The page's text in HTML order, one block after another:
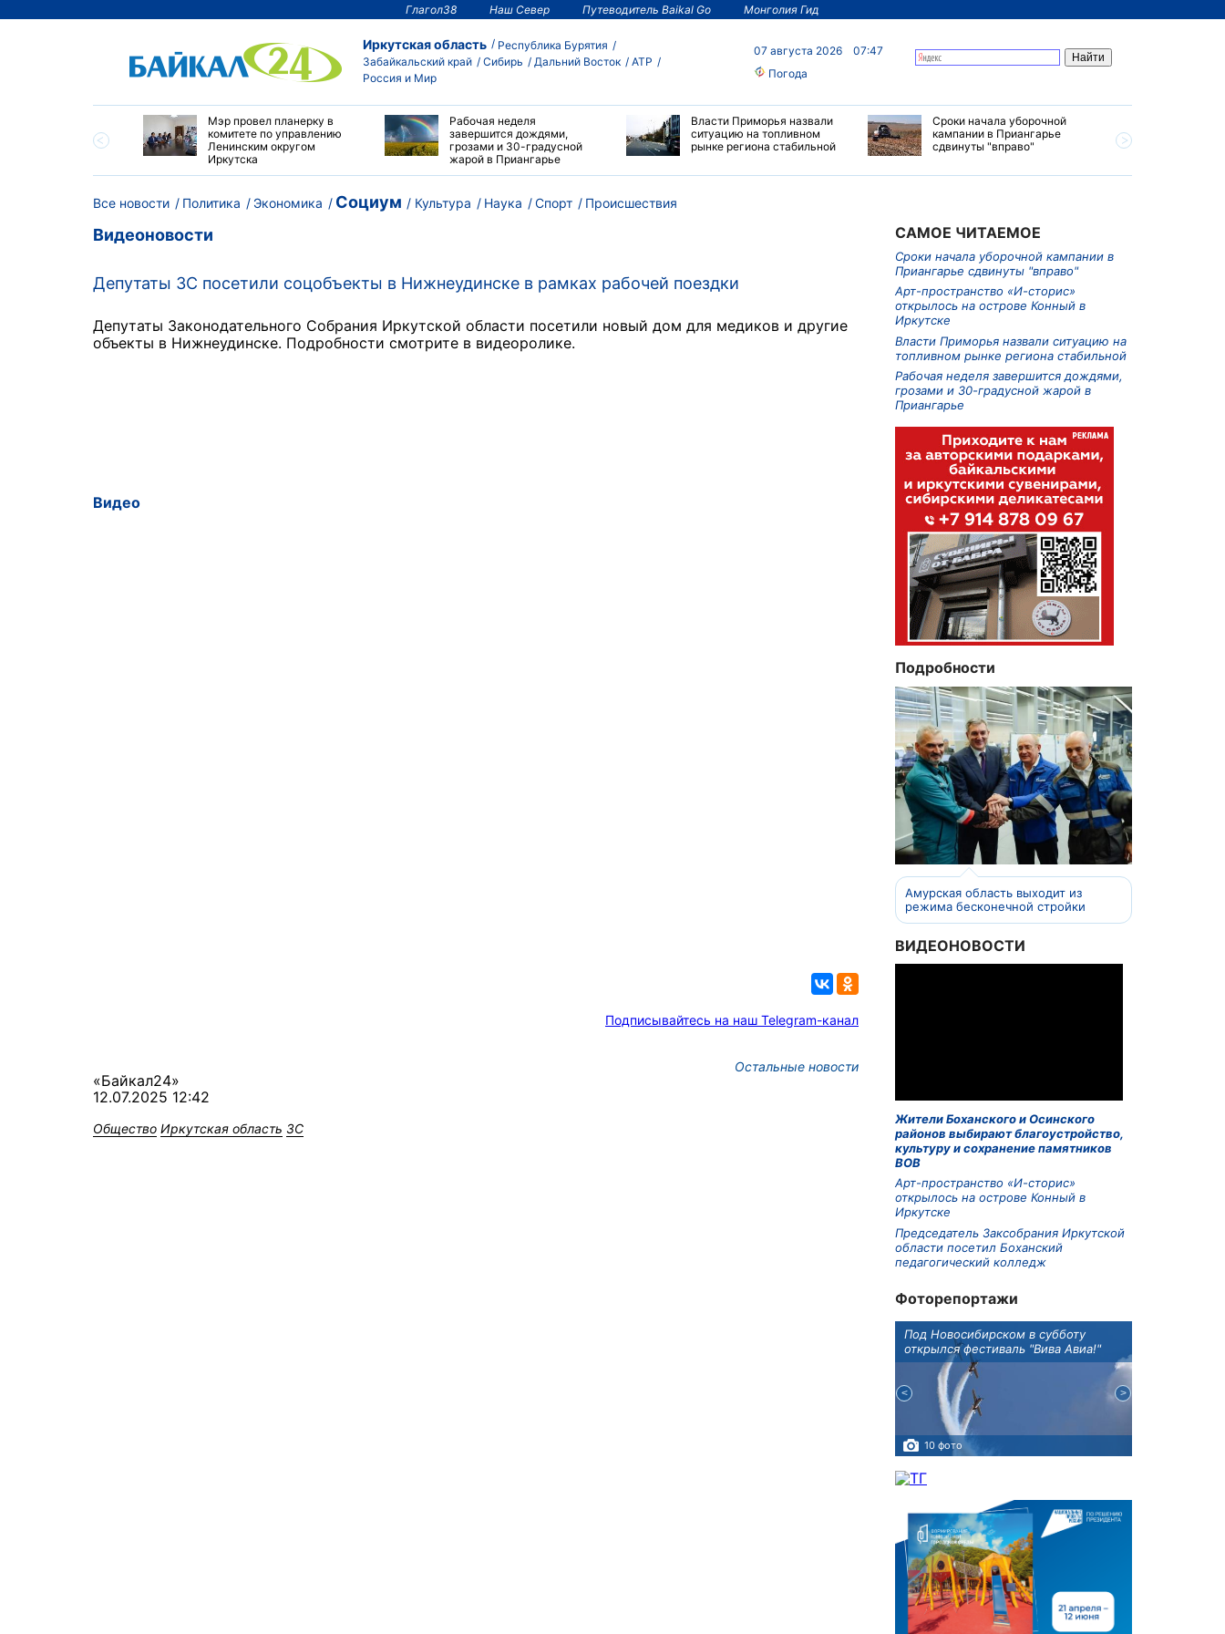
Глагол38 Наш Север Путеводитель Baikal Go Монголия Гид
Иркутская область
Республика Бурятия
Забайкальский край
Сибирь Дальний Восток
АТР
Россия и Мир
07 августа 2026
07:47
Погода
сделать
Мэр провел планерку в
комитете по управлению
Ленинским округом
Иркутска
Рабочая неделя
завершится дождями,
грозами и 30-градусной
жарой в Приангарье
Власти Приморья назвали
ситуацию на топливном
рынке региона стабильной
Сроки начала уборочной
кампании в Приангарье
сдвинуты "вправо"
Все новости Политика Экономика Социум Культура Наука Спорт Происшествия
Видеоновости
Депутаты ЗС посетили соцобъекты в Нижнеудинске в рамках рабочей поездки
Депутаты Законодательного Собрания Иркутской области посетили новый дом для медиков и другие
объекты в Нижнеудинске. Подробности смотрите в видеоролике.
Видео
Подписывайтесь на наш Telegram-канал
Остальные новости
«Байкал24»
12.07.2025 12:42
Общество Иркутская область ЗС
САМОЕ ЧИТАЕМОЕ
Сроки начала уборочной кампании в
Приангарье сдвинуты "вправо"
Арт-пространство «И-сторис»
открылось на острове Конный в
Иркутске
Власти Приморья назвали ситуацию на
топливном рынке региона стабильной
Рабочая неделя завершится дождями,
грозами и 30-градусной жарой в
Приангарье
Подробности
Амурская область выходит из
режима бесконечной стройки
ВИДЕОНОВОСТИ
Жители Боханского и Осинского
районов выбирают благоустройство,
культуру и сохранение памятников
ВОВ
Арт-пространство «И-сторис»
открылось на острове Конный в
Иркутске
Председатель Заксобрания Иркутской
области посетил Боханский
педагогический колледж
Фоторепортажи
Под Новосибирском в субботу
открылся фестиваль "Вива Авиа!"
10 фото